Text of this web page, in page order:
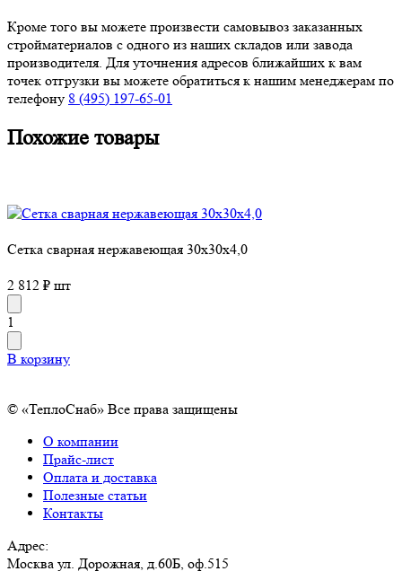
Кроме того вы можете произвести самовывоз заказанных
стройматериалов с одного из наших складов или завода
производителя. Для уточнения адресов ближайших к вам
точек отгрузки вы можете обратиться к нашим менеджерам по
телефону 8 (495) 197-65-01
Похожие товары
Сетка сварная нержавеющая 30х30х4,0
2 812 ₽ шт
1
В корзину
© «ТеплоСнаб» Все права защищены
О компании
Прайс-лист
Оплата и доставка
Полезные статьи
Контакты
Адрес:
Москва ул. Дорожная, д.60Б, оф.515